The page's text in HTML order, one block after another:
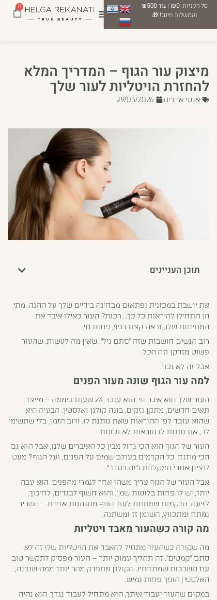
סל הקניות:₪0 | עוד₪500
והמשלוח חינם! 🎁
0
מיצוק עור הגוף – המדריך המלא
להחזרת הויטליות לעור שלך
אנטי אייג'ינג 29/03/2026
תוכן העניינים
את יושבת במכונית ופתאום מבחינה בידיים שלך על ההגה. מתי
הן התחילו להיראות כל כך… רכות? העור כאילו איבד את
המתיחות שלו, נראה קצת רפוי, פחות חי.
רוב הנשים חושבות שזה "סתם גיל". שאין מה לעשות. שהעור
פשוט מזדקן וזה הכל.
אבל זה לא נכון.
למה עור הגוף שונה מעור הפנים
העור שלך הוא איבר חי. הוא עובד 24 שעות ביממה – מייצר
תאים חדשים, מתקן נזקים, בונה קולגן ואלסטין. הבעיה היא
שהוא עובד לפי ההוראות שאת נותנת לו. ורוב הזמן, בלי שתשימי
לב, את נותנת לו הוראות לא נכונות.
העור של הגוף הוא הכי גדול מבין כל האיברים שלנו, אבל הוא גם
הכי מוזנח. כל הקרמים בעולם שמים על הפנים, ועל הגוף? מעט
לוציון אחרי המקלחת ו"זה בסדר".
אבל העור של הגוף צריך משהו אחר לגמרי מהפנים. הוא עבה
יותר, יש לו פחות בלוטות שמן, והוא חשוף לבגדים, לחיכוך,
לזיעה. הרקמות שמתחת לעור הגוף מתנהגות אחרת – השריר
נמתח ומתכווץ, השומן זז ומשתנה.
מה קורה כשהעור מאבד ויטליות
מה שקורה כשהעור מתחיל להאבד את הויטליות שלו זה לא
סתם "קמטים". זה תהליך עמוק יותר – העור מפסיק לתקשר טוב
עם השכבות שמתחתיו. הקולגן מתפרק מהר יותר ממה שנבנה,
האלסטין הופך פחות גמיש.
במקום שהעור יעבוד איתך, הוא מתחיל לעבוד נגדך. הוא נהיה